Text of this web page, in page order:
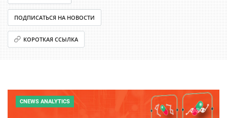
ПОДПИСАТЬСЯ НА НОВОСТИ
КОРОТКАЯ ССЫЛКА
CNEWS ANALYTICS